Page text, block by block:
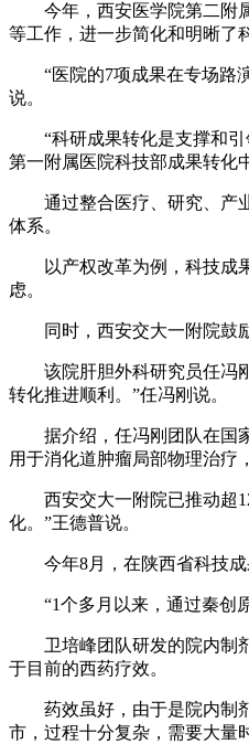
今年，西安医学院第二附属
等工作，进一步简化和明晰了
“医院的7项成果在专场路演
说。
“科研成果转化是支撑和引
第一附属医院科技部成果转化
通过整合医疗、研究、产业
体系。
以产权改革为例，科技成果
虑。
同时，西安交大一附院鼓励
该院肝胆外科研究员任冯刚
转化推进顺利。”任冯刚说。
据介绍，任冯刚团队在国家
用于消化道肿瘤局部物理治疗
西安交大一附院已推动超
化。”王德普说。
今年8月，在陕西省科技成
“1个多月以来，通过秦创原
卫培峰团队研发的院内制剂
于目前的西药疗效。
药效虽好，由于是院内制剂
市，过程十分复杂，需要大量